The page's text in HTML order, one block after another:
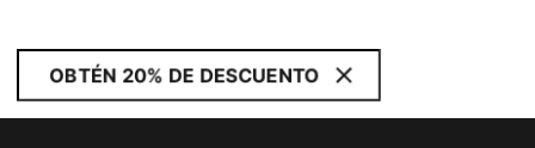
OBTÉN 20% DE DESCUENTO